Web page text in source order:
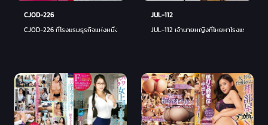
CJOD-226
CJOD-226 ที่โรงแรมธุรกิจแห่งหนึ่งในการเดินทางเพื่อธุรกิจ ฉันกำลังถูกยิงด้วยช่องคลอ
JUL-112
JUL-112 เจ้านายหญิงที่โหยหาโรงแรมธุรกิ